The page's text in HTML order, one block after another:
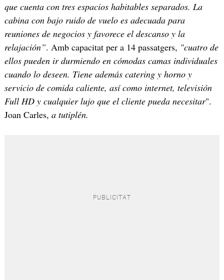
que cuenta con tres espacios habitables separados. La
cabina con bajo ruido de vuelo es adecuada para
reuniones de negocios y favorece el descanso y la
relajación”. Amb capacitat per a 14 passatgers, "cuatro de
ellos pueden ir durmiendo en cómodas camas individuales
cuando lo deseen. Tiene además catering y horno y
servicio de comida caliente, así como internet, televisión
Full HD y cualquier lujo que el cliente pueda necesitar".
Joan Carles, a tutiplén.